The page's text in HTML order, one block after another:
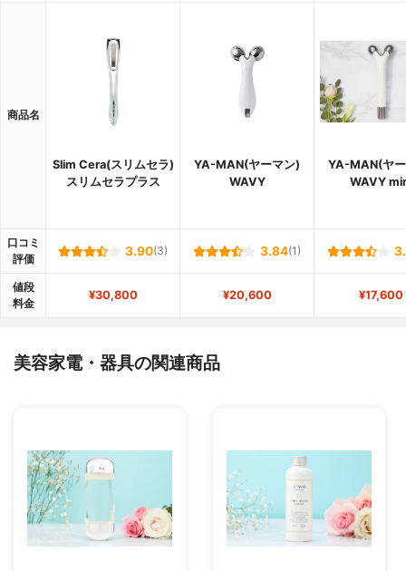
商品名
Slim Cera(スリムセラ)
スリムセラプラス
YA-MAN(ヤーマン)
WAVY
YA-MAN(ヤ
WAVY
口コミ
評価
3.90(3) 3.84(1)
値段
料金
¥30,800 ¥20,600 ¥17,600
美容家電・器具の関連商品